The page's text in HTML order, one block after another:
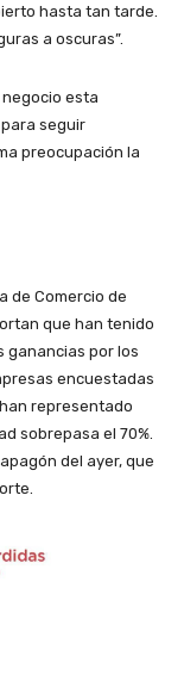
hasta tan tarde.
a oscuras”.
esta
seguir
preocupación la
de Comercio de
que han tenido
ganancias por los
encuestadas
representado
sobrepasa el 70%.
del ayer, que